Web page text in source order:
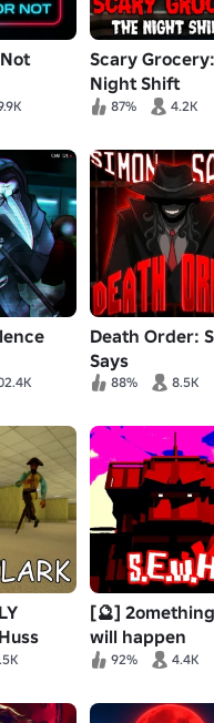
Scary
Night Shift
[HORROR]
87% 4.2K
Death Order:
Says
88% 8.5K
[🔮]
will happen
92% 4.4K